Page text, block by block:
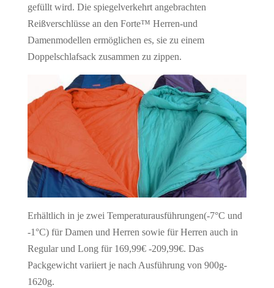
gefüllt wird. Die spiegelverkehrt angebrachten
Reißverschlüsse an den Forte™ Herren-und
Damenmodellen ermöglichen es, sie zu einem
Doppelschlafsack zusammen zu zippen.
Erhältlich in je zwei Temperaturausführungen(-7°C und
-1°C) für Damen und Herren sowie für Herren auch in
Regular und Long für 169,99€ -209,99€. Das
Packgewicht variiert je nach Ausführung von 900g-
1620g.